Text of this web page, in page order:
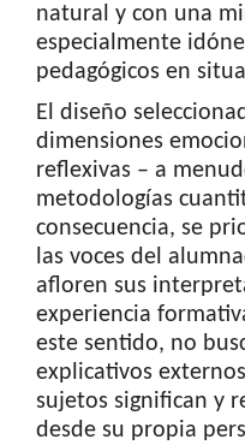
natural y con una
especialmente
pedagógicos en
El diseño
dimensiones
reflexivas – a
metodologías
consecuencia, se
las voces del
afloren sus
experiencia
este sentido, no
explicativos
sujetos significan y
desde su propia